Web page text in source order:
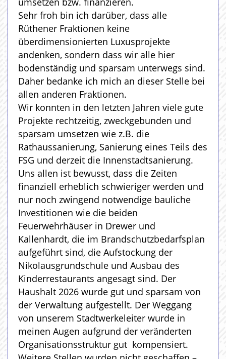
Sehr froh bin ich darüber, dass alle
Rüthener Fraktionen keine
überdimensionierten Luxusprojekte
andenken, sondern dass wir alle hier
bodenständig und sparsam unterwegs sind.
Daher bedanke ich mich an dieser Stelle bei
allen anderen Fraktionen.
Wir konnten in den letzten Jahren viele gute
Projekte rechtzeitig, zweckgebunden und
sparsam umsetzen wie z.B. die
Rathaussanierung, Sanierung eines Teils des
FSG und derzeit die Innenstadtsanierung.
Uns allen ist bewusst, dass die Zeiten
finanziell erheblich schwieriger werden und
nur noch zwingend notwendige bauliche
Investitionen wie die beiden
Feuerwehrhäuser in Drewer und
Kallenhardt, die im Brandschutzbedarfsplan
aufgeführt sind, die Aufstockung der
Nikolausgrundschule und Ausbau des
Kinderrestaurants angesagt sind. Der
Haushalt 2026 wurde gut und sparsam von
der Verwaltung aufgestellt. Der Weggang
von unserem Stadtwerkeleiter wurde in
meinen Augen aufgrund der veränderten
Organisationsstruktur gut kompensiert.